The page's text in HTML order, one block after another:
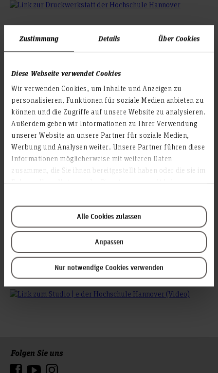
Zustimmung Details Über Cookies
Diese Webseite verwendet Cookies
Wir verwenden Cookies, um Inhalte und Anzeigen zu
personalisieren, Funktionen für soziale Medien anbieten zu
können und die Zugriffe auf unsere Website zu analysieren.
Außerdem geben wir Informationen zu Ihrer Verwendung
unserer Website an unsere Partner für soziale Medien,
Werbung und Analysen weiter. Unsere Partner führen diese
Informationen möglicherweise mit weiteren Daten
zusammen, die Sie ihnen bereitgestellt haben oder die sie im
Alle Cookies zulassen
Anpassen
Nur notwendige Cookies verwenden
Folgen Sie uns